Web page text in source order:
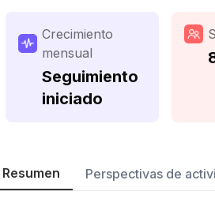
Crecimiento
mensual
Seguimiento
iniciado
Resumen Perspectivas de